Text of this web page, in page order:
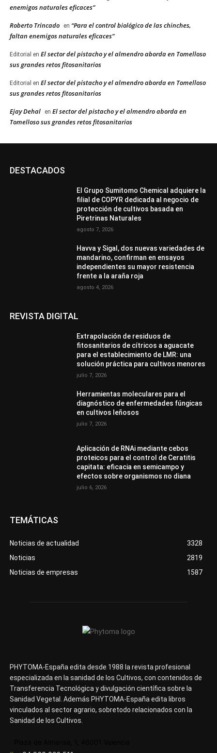
enemigos naturales eficaces”
Roberto Trincado en “Para el control biológico de las chinches,
faltan enemigos naturales eficaces”
Editorial en El sector del pistacho y el almendro aborda en Tomelloso
sus grandes retos fitosanitarios
Editorial en El sector del pistacho y el almendro aborda en Tomelloso
sus grandes retos fitosanitarios
Ejay Dehal en El sector del pistacho y el almendro aborda en
Tomelloso sus grandes retos fitosanitarios
DESTACADOS
El Grupo Sumitomo Chemical adquiere la
filial de COPYR dedicada al negocio de
protección de cultivos basada en
Piretrinas Naturales
agosto 7, 2026
Havva y Sigal, dos nuevas variedades de
mandarino, confirman en ensayos
independientes su mayor resistencia
frente a la araña roja
agosto 4, 2026
REVISTA DIGITAL
Extrapolación de residuos de
fitosanitarios de cítricos a aguacate
para el establecimiento de LMR: una
solución práctica para cultivos menores
julio 7, 2026
Herramientas moleculares para el
diagnóstico de enfermedades fúngicas
en cultivos leñosos
julio 7, 2026
Aplicación de RNAi mediante cebos
proteicos para el control de Ceratitis
capitata: eficacia en semicampo y
efectos sobre organismos no diana
julio 6, 2026
TEMÁTICAS
Noticias de actualidad
3328
Noticias
2819
Noticias de empresas
1587
PHYTOMA-España edita desde 1988 la revista profesional
especializada en la sanidad de los Cultivos, con contenidos de
Transferencia Tecnológica y divulgación científica sobre la
Sanidad Vegetal. Además PHYTOMA-España edita libros
vinculados al sector agrario, sobretodo relacionados con la
Sanidad de los Cultivos.